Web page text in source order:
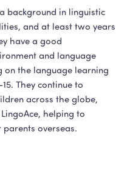
background in linguistic
and at least two years
have a good
and language
on the language learning
They continue to
across the globe,
helping to
overseas.​